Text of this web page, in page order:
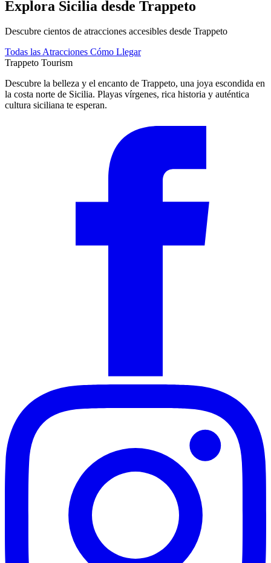
Explora Sicilia desde Trappeto
Descubre cientos de atracciones accesibles desde Trappeto
Todas las Atracciones Cómo Llegar
Trappeto Tourism
Descubre la belleza y el encanto de Trappeto, una joya escondida en
la costa norte de Sicilia. Playas vírgenes, rica historia y auténtica
cultura siciliana te esperan.